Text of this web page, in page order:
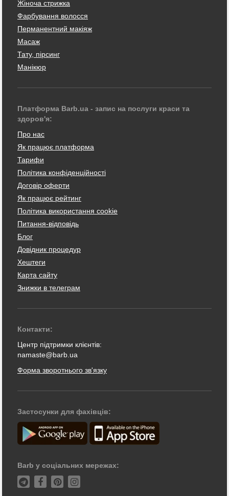
Жіноча стрижка
Фарбування волосся
Перманентний макіяж
Масаж
Тату, пірсинг
Манікюр
Платформа Barb.ua - запис на послуги краси та
здоров'я:
Про нас
Як працює платформа
Тарифи
Політика конфіденційності
Договір оферти
Як працює рейтинг
Політика використання cookie
Питання-відповідь
Блог
Довідник процедур
Хештеги
Карта сайту
Знижки в телеграм
Контакти:
Центр підтримки клієнтів:
namaste@barb.ua
Форма зворотнього зв'язку
Застосунки для фахівців:
Barb у соціальних мережах: